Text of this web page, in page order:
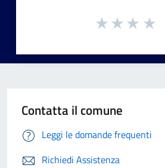
Contatta il comune
Leggi le domande frequenti
Richiedi Assistenza